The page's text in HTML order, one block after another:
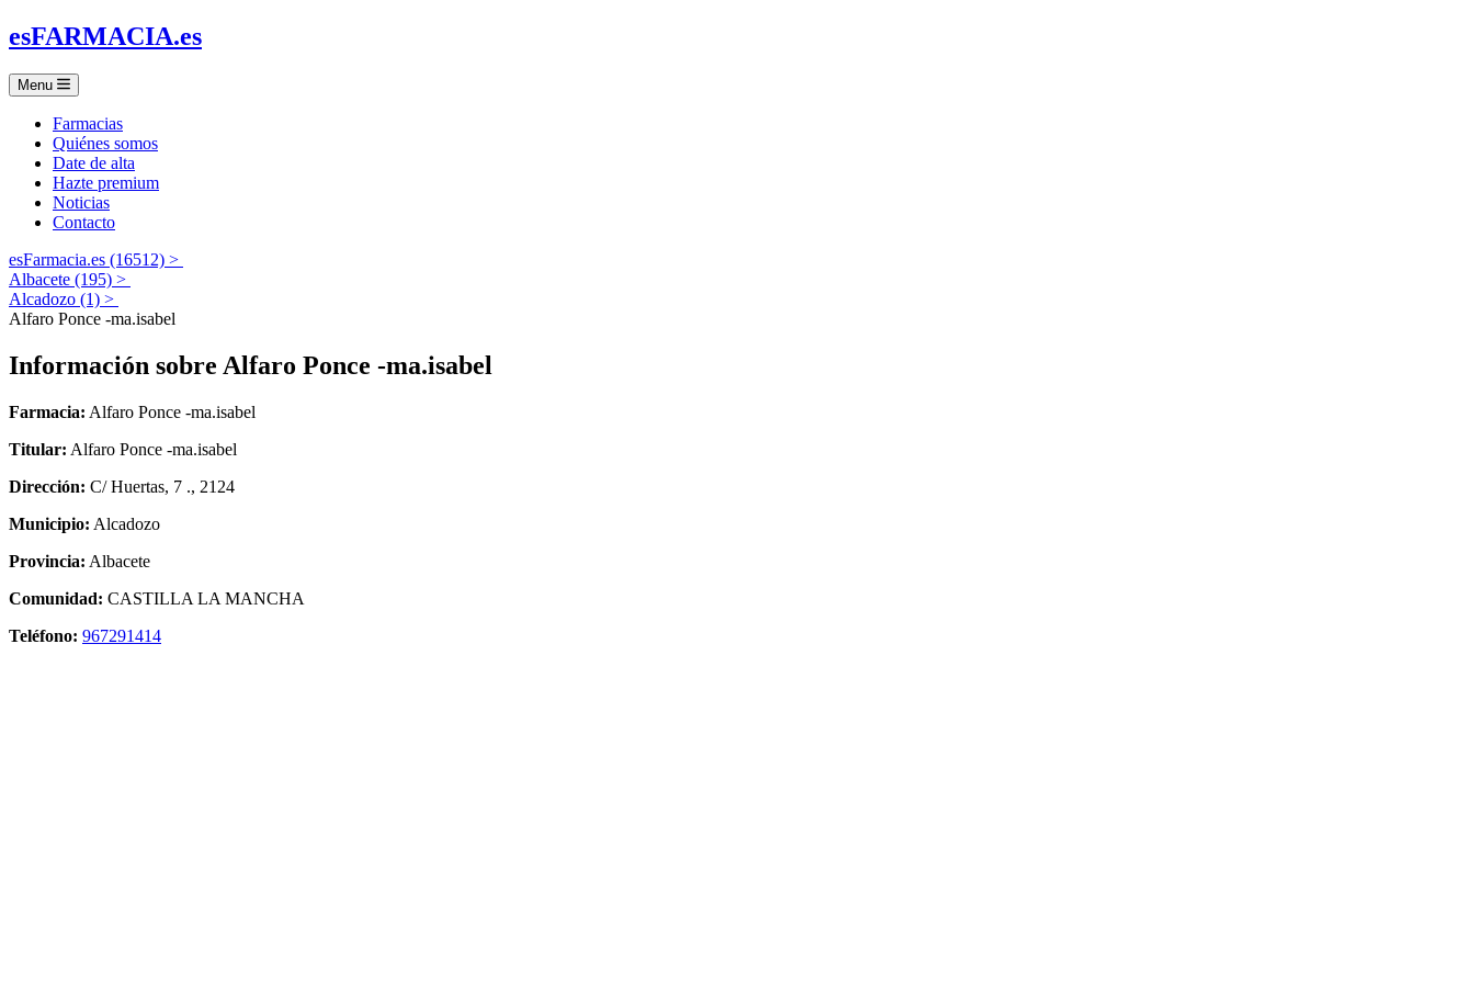
esFARMACIA.es
Menu
Farmacias
Quiénes somos
Date de alta
Hazte premium
Noticias
Contacto
esFarmacia.es (16512) >
Albacete (195) >
Alcadozo (1) >
Alfaro Ponce -ma.isabel
Información sobre Alfaro Ponce -ma.isabel
Farmacia: Alfaro Ponce -ma.isabel
Titular: Alfaro Ponce -ma.isabel
Dirección: C/ Huertas, 7 ., 2124
Municipio: Alcadozo
Provincia: Albacete
Comunidad: CASTILLA LA MANCHA
Teléfono: 967291414